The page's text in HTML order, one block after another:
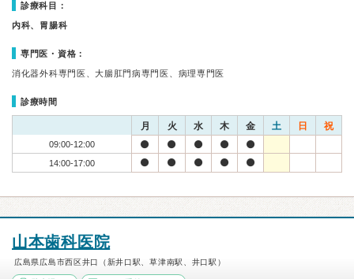
診療科目：
内科、胃腸科
専門医・資格：
消化器外科専門医、大腸肛門病専門医、病理専門医
診療時間
月 火 水 木 金 土 日 祝
09:00-12:00
14:00-17:00
山本歯科医院
広島県広島市西区井口（新井口駅、草津南駅、井口駅）